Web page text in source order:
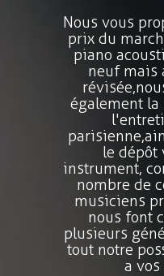
Nous vous
prix du
piano
neuf mais
également
le dépôt
instrument,
nombre de
musiciens
nous font
plusieurs
tout notre
a vos